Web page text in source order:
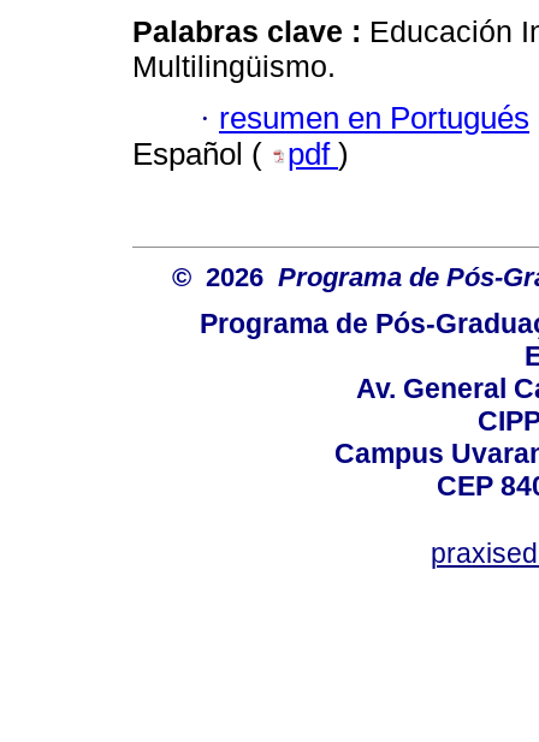
Palabras clave : Educación
Multilingüismo.
· resumen en Portugués
Español (
pdf )
© 2026 Programa de Pós-
Programa de Pós-
Av. General
Campus
CEP